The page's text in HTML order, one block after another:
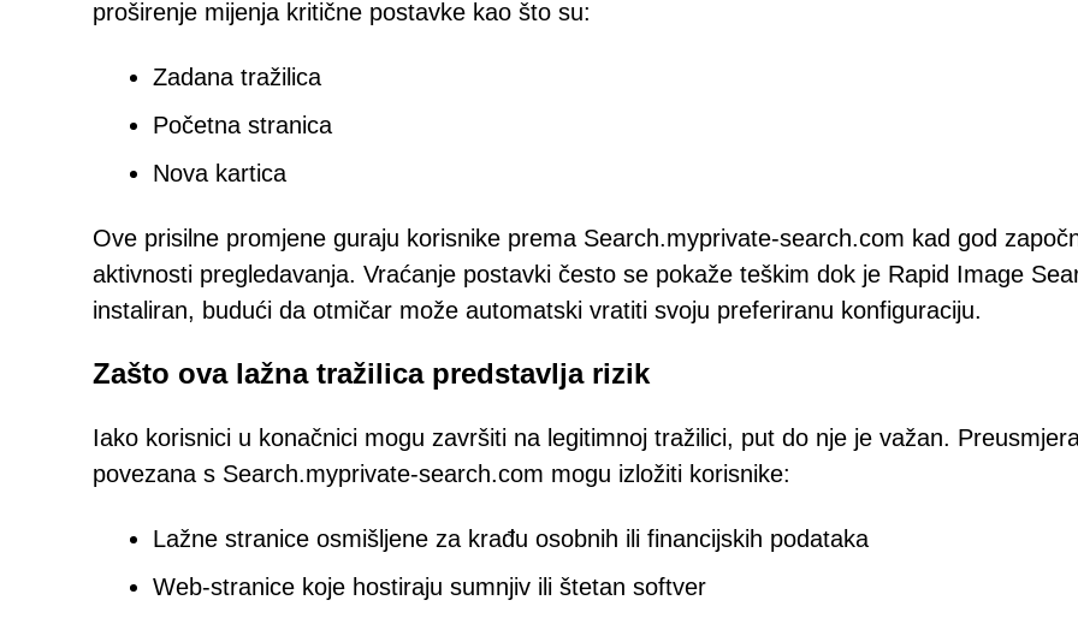
proširenje mijenja kritične postavke kao što su:
Zadana tražilica
Početna stranica
Nova kartica
Ove prisilne promjene guraju korisnike prema Search.myprivate-search.com kad god
aktivnosti pregledavanja. Vraćanje postavki često se pokaže teškim dok je Rapid Image
instaliran, budući da otmičar može automatski vratiti svoju preferiranu konfiguraciju.
Zašto ova lažna tražilica predstavlja rizik
Iako korisnici u konačnici mogu završiti na legitimnoj tražilici, put do nje je važan.
povezana s Search.myprivate-search.com mogu izložiti korisnike:
Lažne stranice osmišljene za krađu osobnih ili financijskih podataka
Web-stranice koje hostiraju sumnjiv ili štetan softver